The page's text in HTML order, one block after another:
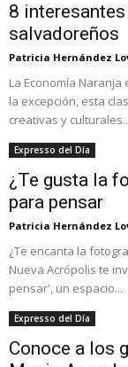
8
salvadoreños
Patricia Hernández
La Economía Naranja
la excepción, esta
creativas y
Expresso del Día
¿Te gusta la
para pensar
Patricia Hernández
¿Te encanta la
Nueva Acrópolis te
pensar', un espacio...
Expresso del Día
Conoce a los